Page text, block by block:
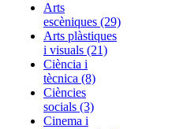
Arts
escèniques (29)
Arts plàstiques
i visuals (21)
Ciència i
tècnica (8)
Ciències
socials (3)
Cinema i